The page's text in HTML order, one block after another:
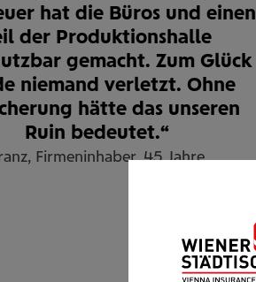
hat die Büros und einen
der Produktionshalle
gemacht. Zum Glück
niemand verletzt. Ohne
hätte das unseren
Ruin bedeutet.“
Firmeninhaber, 45 Jahre